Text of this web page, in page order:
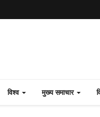
विश्व मुख्य समाचार